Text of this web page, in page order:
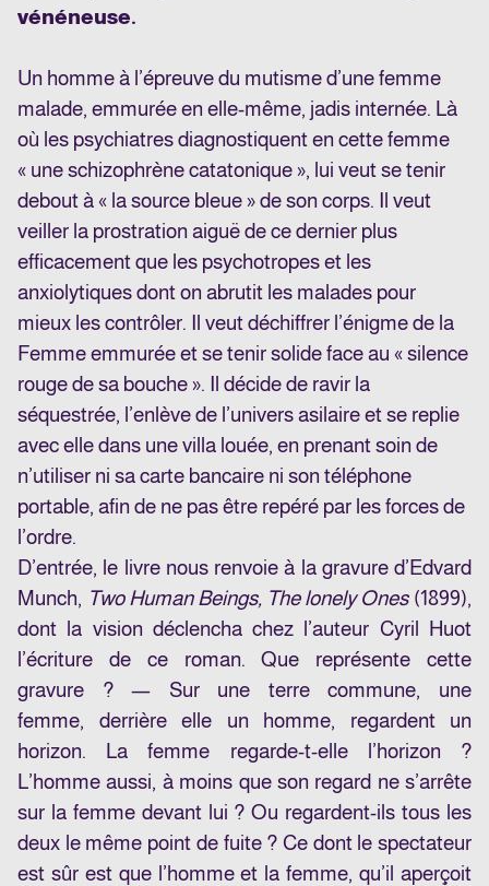
vénéneuse.
Un homme à l’épreuve du mutisme d’une femme
malade, emmurée en elle-même, jadis internée. Là
où les psychiatres diagnostiquent en cette femme
« une schizophrène catatonique », lui veut se tenir
debout à « la source bleue » de son corps. Il veut
veiller la prostration aiguë de ce dernier plus
efficacement que les psychotropes et les
anxiolytiques dont on abrutit les malades pour
mieux les contrôler. Il veut déchiffrer l’énigme de la
Femme emmurée et se tenir solide face au « silence
rouge de sa bouche ». Il décide de ravir la
séquestrée, l’enlève de l’univers asilaire et se replie
avec elle dans une villa louée, en prenant soin de
n’utiliser ni sa carte bancaire ni son téléphone
portable, afin de ne pas être repéré par les forces de
l’ordre.
D’entrée, le livre nous renvoie à la gravure d’Edvard
Munch, Two Human Beings, The lonely Ones(1899),
dont la vision déclencha chez l’auteur Cyril Huot
l’écriture de ce roman. Que représente cette
gravure ? — Sur une terre commune, une
femme, derrière elle un homme, regardent un
horizon. La femme regarde-t-elle l’horizon ?
L’homme aussi, à moins que son regard ne s’arrête
sur la femme devant lui ? Ou regardent-ils tous les
deux le même point de fuite ? Ce dont le spectateur
est sûr est que l’homme et la femme, qu’il aperçoit